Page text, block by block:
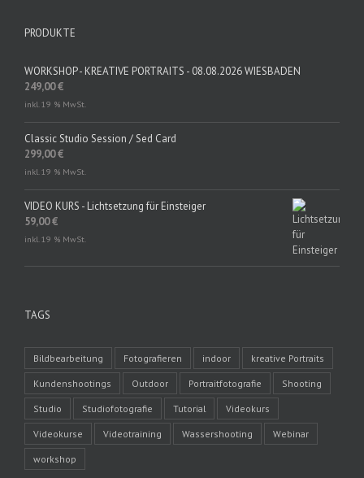
PRODUKTE
WORKSHOP - KREATIVE PORTRAITS - 08.08.2026 WIESBADEN
249,00€
inkl. 19 % MwSt.
Classic Studio Session / Sed Card
299,00€
inkl. 19 % MwSt.
VIDEO KURS - Lichtsetzung für Einsteiger
59,00€
inkl. 19 % MwSt.
TAGS
Bildbearbeitung Fotografieren indoor kreative Portraits
Kundenshootings Outdoor Portraitfotografie Shooting
Studio Studiofotografie Tutorial Videokurs
Videokurse Videotraining Wassershooting Webinar
workshop